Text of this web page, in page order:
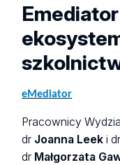
eMediator
Pracownicy
dr Joanna Leek i dr
dr Małgorzata